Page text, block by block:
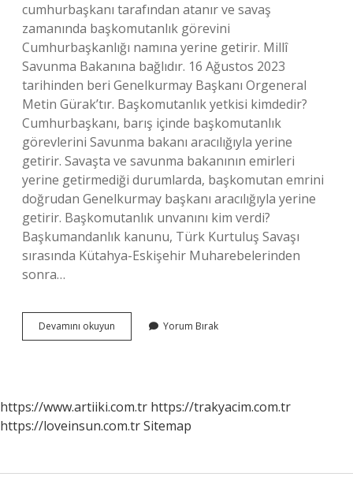
cumhurbaşkanı tarafından atanır ve savaş
zamanında başkomutanlık görevini
Cumhurbaşkanlığı namına yerine getirir. Millî
Savunma Bakanına bağlıdır. 16 Ağustos 2023
tarihinden beri Genelkurmay Başkanı Orgeneral
Metin Gürak’tır. Başkomutanlık yetkisi kimdedir?
Cumhurbaşkanı, barış içinde başkomutanlık
görevlerini Savunma bakanı aracılığıyla yerine
getirir. Savaşta ve savunma bakanının emirleri
yerine getirmediği durumlarda, başkomutan emrini
doğrudan Genelkurmay başkanı aracılığıyla yerine
getirir. Başkomutanlık unvanını kim verdi?
Başkumandanlık kanunu, Türk Kurtuluş Savaşı
sırasında Kütahya-Eskişehir Muharebelerinden
sonra…
Devamını okuyun
Başkomutanlığını
Yorum Bırak
https://www.artiiki.com.tr https://trakyacim.com.tr
https://loveinsun.com.trSitemap